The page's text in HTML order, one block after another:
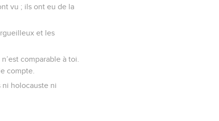
vu ; ils ont eu de la
et les
comparable à toi.
compte.
ni holocauste ni